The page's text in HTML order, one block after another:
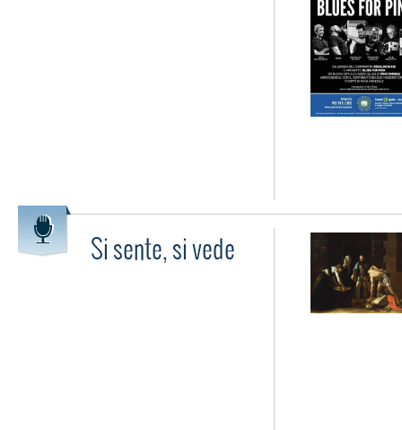
Si sente, si vede